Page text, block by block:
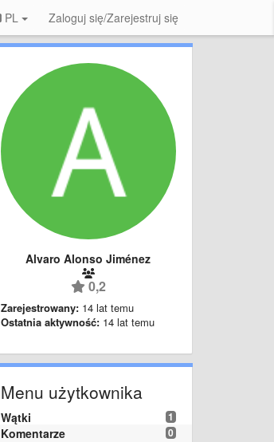
PL Zaloguj się/Zarejestruj się
Alvaro Alonso Jiménez
0,2
Zarejestrowany: 14 lat temu
Ostatnia aktywność: 14 lat temu
Menu użytkownika
1
Wątki
0
Komentarze